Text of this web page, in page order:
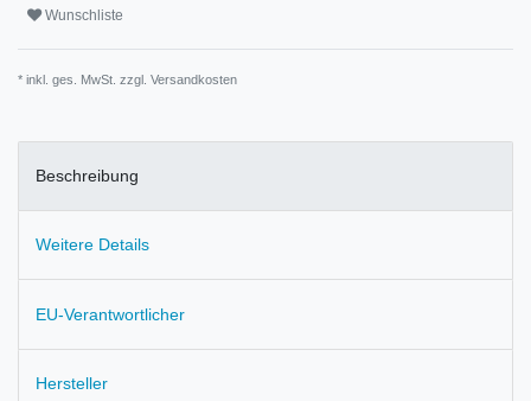
Wunschliste
* inkl. ges. MwSt. zzgl. Versandkosten
Beschreibung
Weitere Details
EU-Verantwortlicher
Hersteller